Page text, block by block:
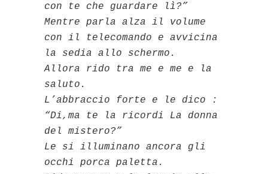
con te che guardare lì?”
Mentre parla alza il volume
con il telecomando e avvicina
la sedia allo schermo.
Allora rido tra me e me e la
saluto.
L’abbraccio forte e le dico :
“Di,ma te la ricordi La donna
del mistero?”
Le si illuminano ancora gli
occhi porca paletta.